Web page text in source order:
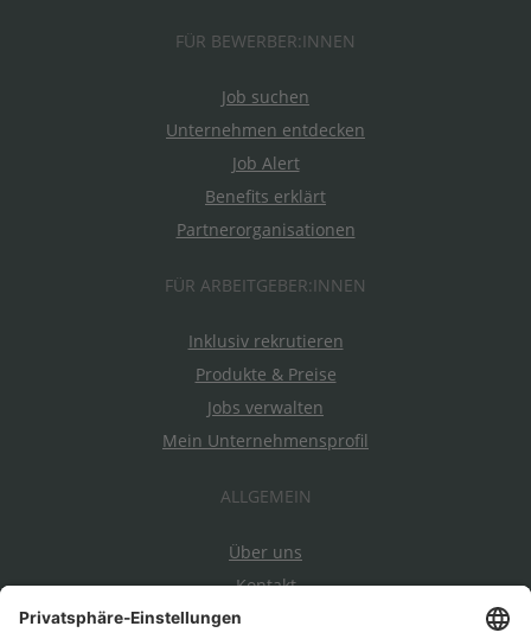
FÜR BEWERBER:INNEN
Job suchen
Unternehmen entdecken
Job Alert
Benefits erklärt
Partnerorganisationen
FÜR ARBEITGEBER:INNEN
Inklusiv rekrutieren
Produkte & Preise
Jobs verwalten
Mein Unternehmensprofil
ALLGEMEIN
Über uns
Kontakt
Datenschutz